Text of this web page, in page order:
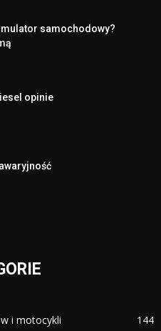
samochodowy?
opinie
i motocykli
144